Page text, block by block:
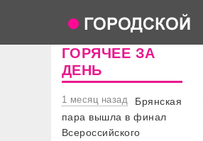
ГОРЯЧЕЕ ЗА
ДЕНЬ
1 месяц назад
Брянская
пара вышла в финал
Всероссийского